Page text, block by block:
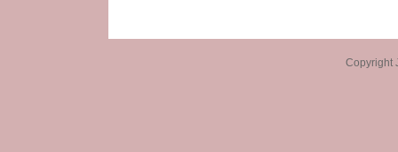
Copyright